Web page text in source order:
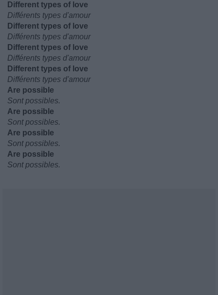
Different types of love
Différents types d'amour
Different types of love
Différents types d'amour
Different types of love
Différents types d'amour
Different types of love
Différents types d'amour
Are possible
Sont possibles.
Are possible
Sont possibles.
Are possible
Sont possibles.
Are possible
Sont possibles.